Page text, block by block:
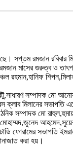
সপ্তম রমজান রবিবার
মাসের গুরুত্ব ও
রহমান,হানিফ
সম্পাদক মো
মিলানের সভাপতি
সম্পাদক মো
ফোরামের সভাপতি
করা হয়।